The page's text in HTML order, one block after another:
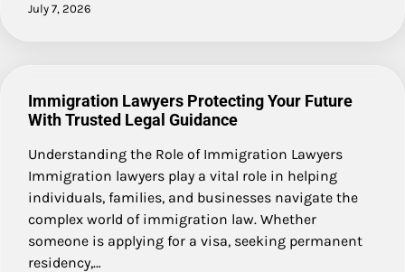
July 7, 2026
Immigration Lawyers Protecting Your Future
With Trusted Legal Guidance
Understanding the Role of Immigration Lawyers
Immigration lawyers play a vital role in helping
individuals, families, and businesses navigate the
complex world of immigration law. Whether
someone is applying for a visa, seeking permanent
residency,…